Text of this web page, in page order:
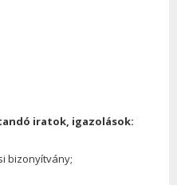
iratok, igazolások:
bizonyítvány;